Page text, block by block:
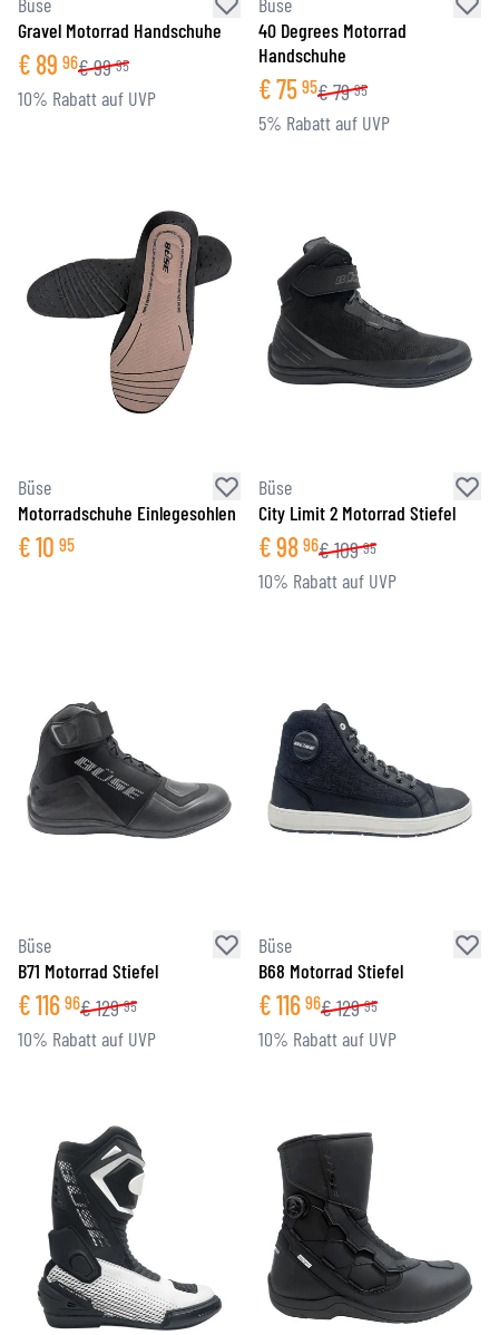
Gravel Motorrad Handschuhe
€ 89 96€99 95
10% Rabatt auf UVP
40 Degrees Motorrad
Handschuhe
€75 95€79 95
5% Rabatt auf UVP
Büse
Motorradschuhe Einlegesohlen
€10 95
Büse
City Limit 2 Motorrad Stiefel
€98 96€109 95
10% Rabatt auf UVP
Büse
B71 Motorrad Stiefel
€116 96€129 95
10% Rabatt auf UVP
Büse
B68 Motorrad Stiefel
€116 96€129 95
10% Rabatt auf UVP